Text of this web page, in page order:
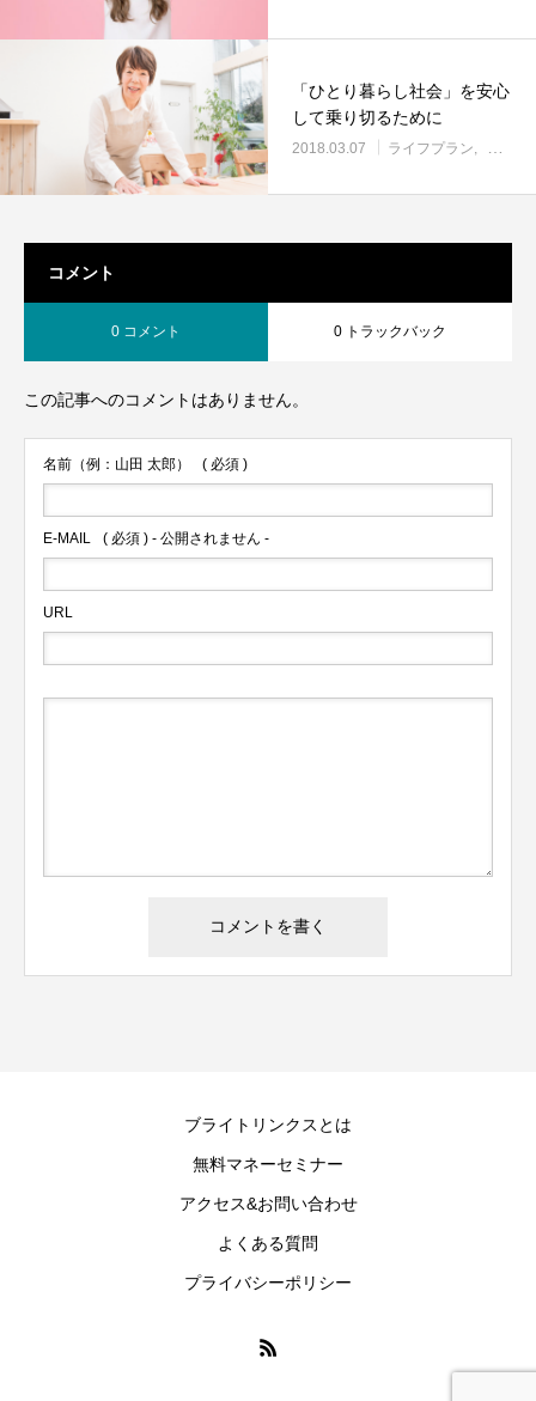
「ひとり暮らし社会」を安心
して乗り切るために
2018.03.07 ライフプラン 橋場の
コメント
0 コメント 0 トラックバック
この記事へのコメントはありません。
名前（例：山田 太郎） ( 必須 )
E-MAIL ( 必須 ) - 公開されません -
URL
ブライトリンクスとは
無料マネーセミナー
アクセス&お問い合わせ
よくある質問
プライバシーポリシー